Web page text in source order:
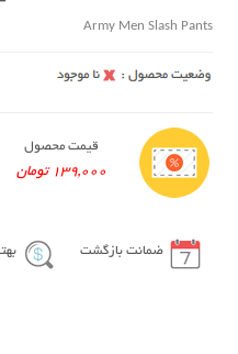
Army Men Slash Pants
قیمت محصول
139,000 تومان
ضمانت بازگشت